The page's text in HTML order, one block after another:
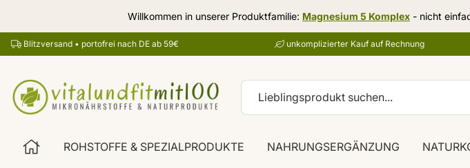
Willkommen in unserer Produktfamilie: Magnesium 5 Komplex - nicht
Blitzversand • portofrei nach DE ab 59€ unkomplizierter Kauf auf Rechnung
ROHSTOFFE & SPEZIALPRODUKTE NAHRUNGSERGÄNZUNG